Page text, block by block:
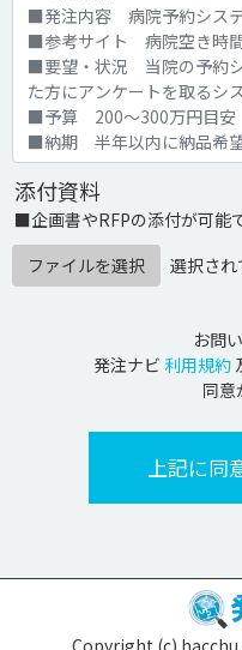
添付資料
■企画書やRFPの添付が可能
ファイルを選択
選択され
お問
発注ナビ 利用規約
同意